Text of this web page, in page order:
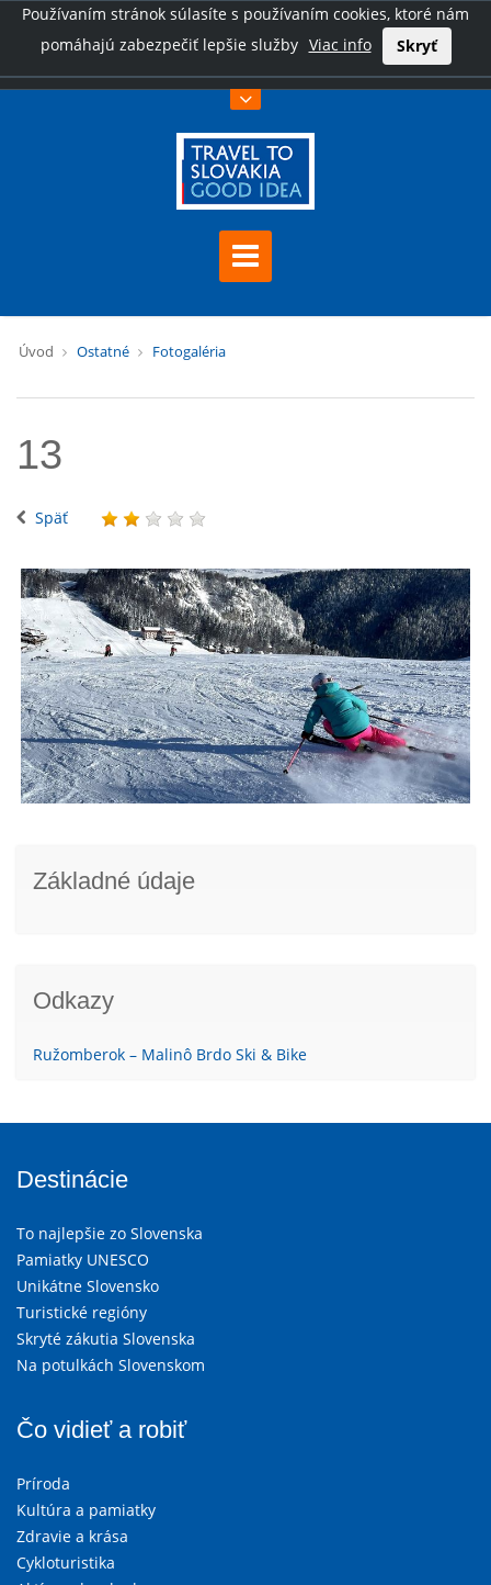
Používaním stránok súlasíte s používaním cookies, ktoré nám
pomáhajú zabezpečiť lepšie služby Viac info Skryť
Úvod Ostatné Fotogaléria
13
Späť
Základné údaje
Odkazy
Ružomberok – Malinô Brdo Ski & Bike
Destinácie
To najlepšie zo Slovenska
Pamiatky UNESCO
Unikátne Slovensko
Turistické regióny
Skryté zákutia Slovenska
Na potulkách Slovenskom
Čo vidieť a robiť
Príroda
Kultúra a pamiatky
Zdravie a krása
Cykloturistika